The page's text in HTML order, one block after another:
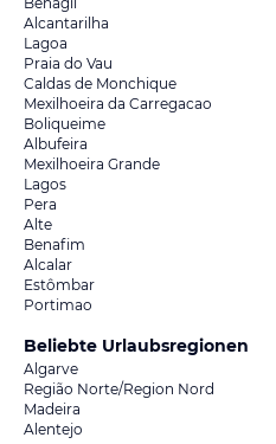
Alcantarilha
Lagoa
Praia do Vau
Caldas de Monchique
Mexilhoeira da Carregacao
Boliqueime
Albufeira
Mexilhoeira Grande
Lagos
Pera
Alte
Benafim
Alcalar
Estômbar
Portimao
Beliebte Urlaubsregionen
Algarve
Região Norte/Region Nord
Madeira
Alentejo